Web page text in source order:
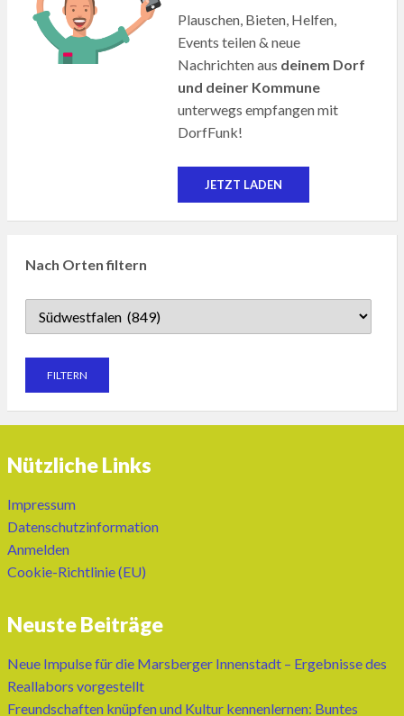
Plauschen, Bieten, Helfen,
Events teilen & neue
Nachrichten aus deinem Dorf
und deiner Kommune
unterwegs empfangen mit
DorfFunk!
JETZT LADEN
Nach Orten filtern
Nützliche Links
Impressum
Datenschutzinformation
Anmelden
Cookie-Richtlinie (EU)
Neuste Beiträge
Neue Impulse für die Marsberger Innenstadt – Ergebnisse des
Reallabors vorgestellt
Freundschaften knüpfen und Kultur kennenlernen: Buntes